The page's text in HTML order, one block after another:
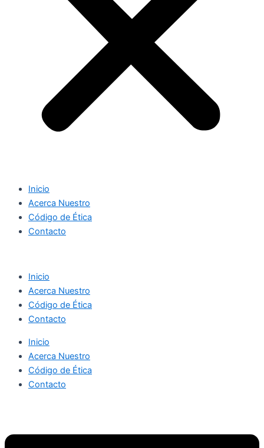
Inicio
Acerca Nuestro
Código de Ética
Contacto
Inicio
Acerca Nuestro
Código de Ética
Contacto
Inicio
Acerca Nuestro
Código de Ética
Contacto